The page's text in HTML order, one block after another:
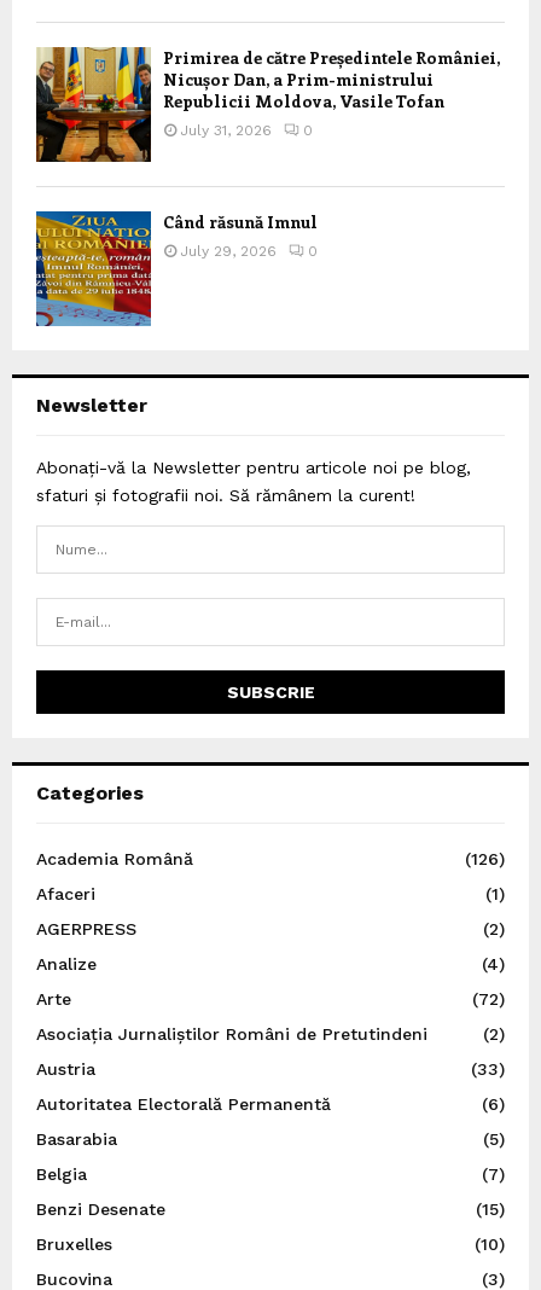
Primirea de către Președintele României,
Nicușor Dan, a Prim-ministrului
Republicii Moldova, Vasile Tofan
July 31, 2026 0
Când răsună Imnul
July 29, 2026 0
Newsletter
Abonați-vă la Newsletter pentru articole noi pe blog,
sfaturi și fotografii noi. Să rămânem la curent!
Categories
Academia Română
(126)
Afaceri
(1)
AGERPRESS
(2)
Analize
(4)
Arte
(72)
Asociația Jurnaliștilor Români de Pretutindeni
(2)
Austria
(33)
Autoritatea Electorală Permanentă
(6)
Basarabia
(5)
Belgia
(7)
Benzi Desenate
(15)
Bruxelles
(10)
Bucovina
(3)